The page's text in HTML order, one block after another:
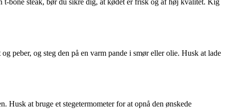
peber, og steg den på en varm pande i smør eller olie. Husk at lade
Husk at bruge et stegetermometer for at opnå den ønskede